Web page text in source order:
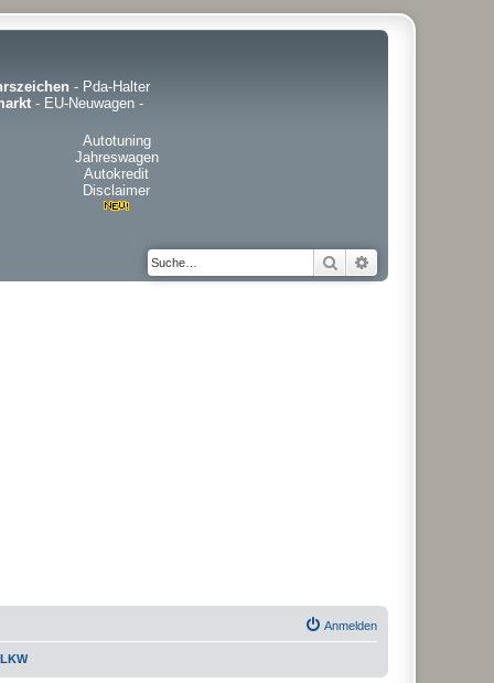
- Pda-Halter
- EU-Neuwagen -
Autotuning
Jahreswagen
Autokredit
Disclaimer
Suche
Anmelden